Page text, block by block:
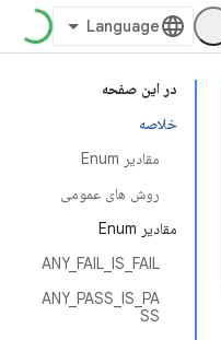
در این صفحه
خلاصه
مقادیر Enum
روش های عمومی
مقادیر Enum
ANY_FAIL_IS_FAIL
ANY_PASS_IS_PA
SS